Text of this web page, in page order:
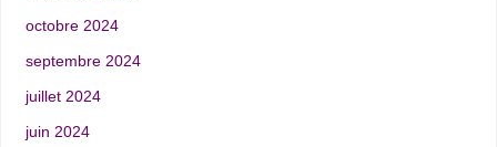
octobre 2024
septembre 2024
juillet 2024
juin 2024